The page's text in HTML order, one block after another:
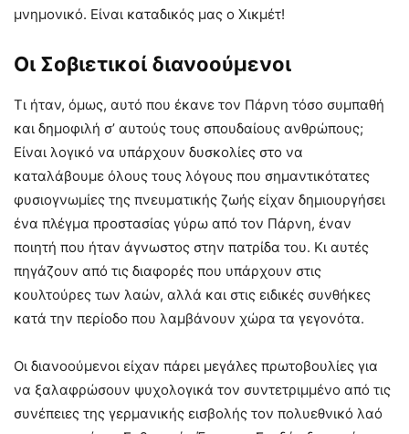
μνημονικό. Είναι καταδικός μας ο Χικμέτ!
Οι Σοβιετικοί διανοούμενοι
Τι ήταν, όμως, αυτό που έκανε τον Πάρνη τόσο συμπαθή
και δημοφιλή σ’ αυτούς τους σπουδαίους ανθρώπους;
Είναι λογικό να υπάρχουν δυσκολίες στο να
καταλάβουμε όλους τους λόγους που σημαντικότατες
φυσιογνωμίες της πνευματικής ζωής είχαν δημιουργήσει
ένα πλέγμα προστασίας γύρω από τον Πάρνη, έναν
ποιητή που ήταν άγνωστος στην πατρίδα του. Κι αυτές
πηγάζουν από τις διαφορές που υπάρχουν στις
κουλτούρες των λαών, αλλά και στις ειδικές συνθήκες
κατά την περίοδο που λαμβάνουν χώρα τα γεγονότα.
Οι διανοούμενοι είχαν πάρει μεγάλες πρωτοβουλίες για
να ξαλαφρώσουν ψυχολογικά τον συντετριμμένο από τις
συνέπειες της γερμανικής εισβολής τον πολυεθνικό λαό